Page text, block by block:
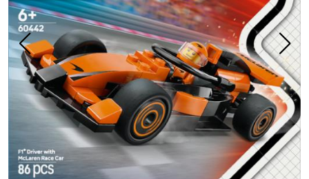
ANNIVERSAIRE
BONS CADEAUX
CONTACT